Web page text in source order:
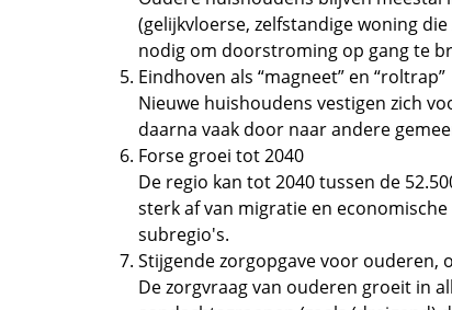
(gelijkvloerse, zelfstandige woning
nodig om doorstroming op gang te
Eindhoven als “magneet” en “roltrap”
Nieuwe huishoudens vestigen zich
daarna vaak door naar andere
Forse groei tot 2040
De regio kan tot 2040 tussen de
sterk af van migratie en
subregio's.
Stijgende zorgopgave voor ouderen,
De zorgvraag van ouderen groeit in